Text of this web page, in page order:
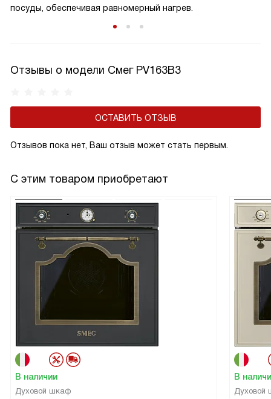
посуды, обеспечивая равномерный нагрев.
Отзывы о модели Смег PV163B3
ОСТАВИТЬ ОТЗЫВ
Отзывов пока нет, Ваш отзыв может стать первым.
С этим товаром приобретают
В наличии
Духовой шкаф
В
Духовой